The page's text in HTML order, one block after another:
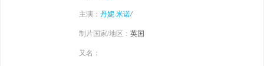
主演： 丹妮·米诺/
制片国家/地区： 英国
又名：